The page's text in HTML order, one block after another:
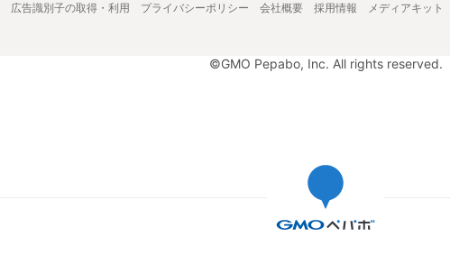
広告識別子の取得・利用 プライバシーポリシー 会社概要 採用情報 メディアキット
©GMO Pepabo, Inc. All rights reserved.